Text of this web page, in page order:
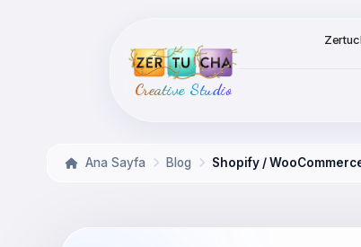
Creative Studio
Ana Sayfa Blog Shopify /